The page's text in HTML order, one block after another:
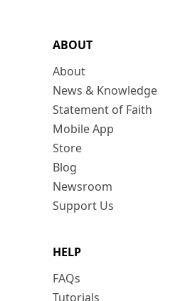
ABOUT
About
News & Knowledge
Statement of Faith
Mobile App
Store
Blog
Newsroom
Support Us
HELP
FAQs
Tutorials